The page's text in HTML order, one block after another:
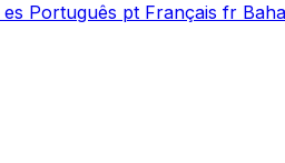
es Português pt Français fr